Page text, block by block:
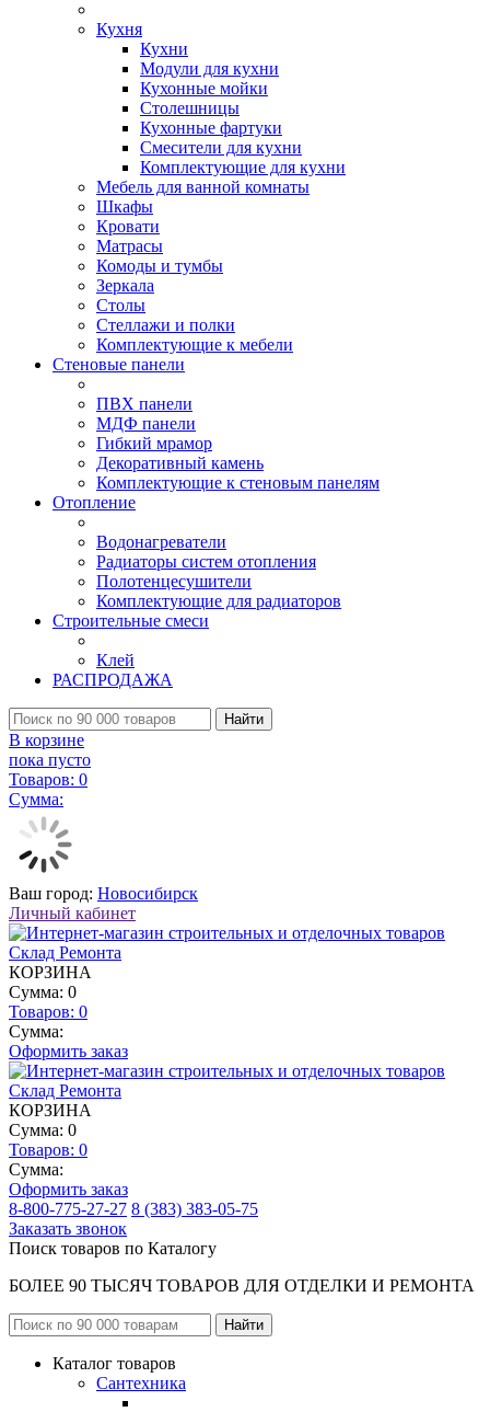
Кухня
Кухни
Модули для кухни
Кухонные мойки
Столешницы
Кухонные фартуки
Смесители для кухни
Комплектующие для кухни
Мебель для ванной комнаты
Шкафы
Кровати
Матрасы
Комоды и тумбы
Зеркала
Столы
Стеллажи и полки
Комплектующие к мебели
Стеновые панели
ПВХ панели
МДФ панели
Гибкий мрамор
Декоративный камень
Комплектующие к стеновым панелям
Отопление
Водонагреватели
Радиаторы систем отопления
Полотенцесушители
Комплектующие для радиаторов
Строительные смеси
Клей
РАСПРОДАЖА
Найти
В корзине
пока пусто
Товаров: 0
Сумма:
Ваш город: Новосибирск
Личный кабинет
КОРЗИНА
Сумма: 0
Товаров: 0
Сумма:
Оформить заказ
КОРЗИНА
Сумма: 0
Товаров: 0
Сумма:
Оформить заказ
8-800-775-27-27 8 (383) 383-05-75
Заказать звонок
Поиск товаров по Каталогу
БОЛЕЕ 90 ТЫСЯЧ ТОВАРОВ ДЛЯ ОТДЕЛКИ И РЕМОНТА
Каталог товаров
Сантехника